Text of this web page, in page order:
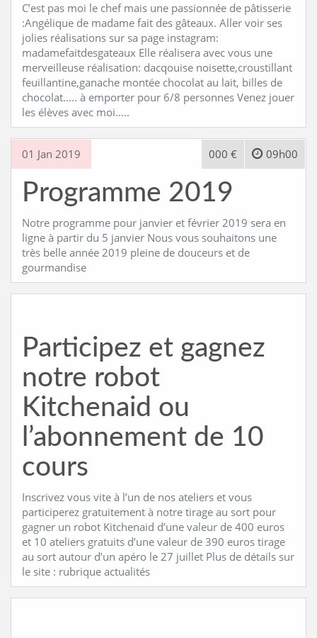
C’est pas moi le chef mais une passionnée de pâtisserie
:Angélique de madame fait des gâteaux. Aller voir ses
jolies réalisations sur sa page instagram:
madamefaitdesgateaux Elle réalisera avec vous une
merveilleuse réalisation: dacqouise noisette,croustillant
feuillantine,ganache montée chocolat au lait, billes de
chocolat….. à emporter pour 6/8 personnes Venez jouer
les élèves avec moi…..
01 Jan 2019 09h00
000 €
Programme 2019
Notre programme pour janvier et février 2019 sera en
ligne à partir du 5 janvier Nous vous souhaitons une
très belle année 2019 pleine de douceurs et de
gourmandise
Participez et gagnez
notre robot
Kitchenaid ou
l’abonnement de 10
cours
Inscrivez vous vite à l’un de nos ateliers et vous
participerez gratuitement à notre tirage au sort pour
gagner un robot Kitchenaid d’une valeur de 400 euros
et 10 ateliers gratuits d’une valeur de 390 euros tirage
au sort autour d’un apéro le 27 juillet Plus de détails sur
le site : rubrique actualités